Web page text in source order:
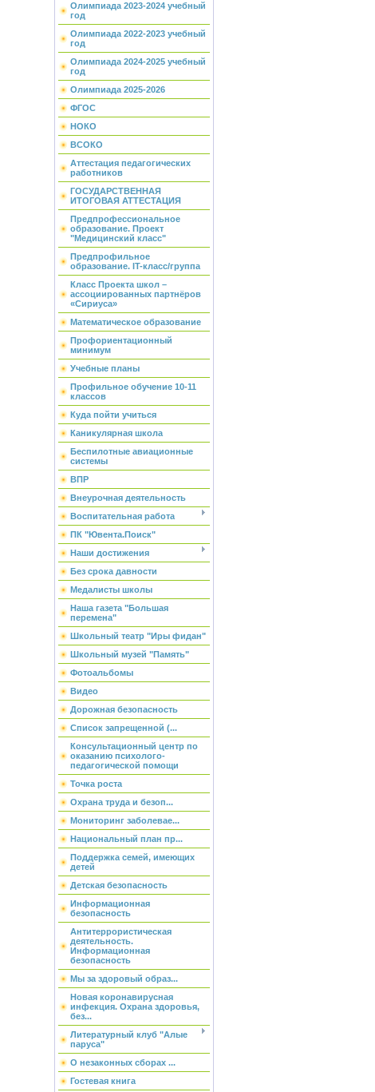
Олимпиада 2023-2024 учебный
год
Олимпиада 2022-2023 учебный
год
Олимпиада 2024-2025 учебный
год
Олимпиада 2025-2026
ФГОС
НОКО
ВСОКО
Аттестация педагогических
работников
ГОСУДАРСТВЕННАЯ
ИТОГОВАЯ АТТЕСТАЦИЯ
Предпрофессиональное
образование. Проект
"Медицинский класс"
Предпрофильное
образование. IT-класс/группа
Класс Проекта школ –
ассоциированных партнёров
«Сириуса»
Математическое образование
Профориентационный
минимум
Учебные планы
Профильное обучение 10-11
классов
Куда пойти учиться
Каникулярная школа
Беспилотные авиационные
системы
ВПР
Внеурочная деятельность
Воспитательная работа
ПК "Ювента.Поиск"
Наши достижения
Без срока давности
Медалисты школы
Наша газета "Большая
перемена"
Школьный театр "Иры фидан"
Школьный музей "Память"
Фотоальбомы
Видео
Дорожная безопасность
Список запрещенной (...
Консультационный центр по
оказанию психолого-
педагогической помощи
Точка роста
Охрана труда и безоп...
Мониторинг заболевае...
Национальный план пр...
Поддержка семей, имеющих
детей
Детская безопасность
Информационная
безопасность
Антитеррористическая
деятельность.
Информационная
безопасность
Мы за здоровый образ...
Новая коронавирусная
инфекция. Охрана здоровья,
без...
Литературный клуб "Алые
паруса"
О незаконных сборах ...
Гостевая книга